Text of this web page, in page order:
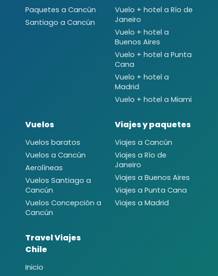
Paquetes a Cancún
Santiago a Cancún
Vuelo + hotel a Río de
Janeiro
Vuelo + hotel a
Buenos Aires
Vuelo + hotel a Punta
Cana
Vuelo + hotel a
Madrid
Vuelo + hotel a Miami
Vuelos
Vuelos baratos
Vuelos a Cancún
Aerolíneas
Vuelos Santiago a
Cancún
Vuelos Concepción a
Cancún
Viajes y paquetes
Viajes a Cancún
Viajes a Río de
Janeiro
Viajes a Buenos Aires
Viajes a Punta Cana
Viajes a Madrid
Travel Viajes
Chile
Inicio